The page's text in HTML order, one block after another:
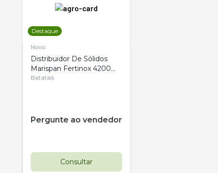
Destaque
Novo
Distribuidor De Sólidos
Marispan Fertinox 4200
Citrus
Batatais
Pergunte ao vendedor
Consultar